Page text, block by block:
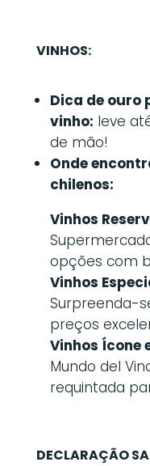
VINHOS:
Dica de ouro
vinho: leve
de mão!
Onde
chilenos:
Vinhos
opções com
Vinhos
Surpreenda-
preços
Vinhos Ícone
Mundo del
requintada
DECLARAÇÃO